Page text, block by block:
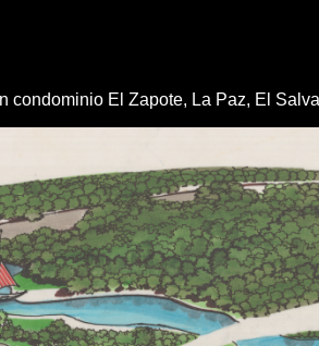
condominio El Zapote, La Paz, El